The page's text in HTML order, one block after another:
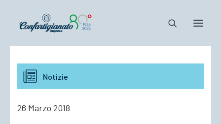
Notizie e Documenti
Confartigianato
Notizie
26 Marzo 2018